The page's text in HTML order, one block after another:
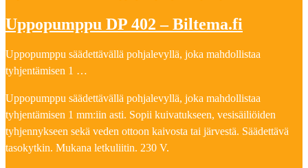
Uppopumppu DP 402 – Biltema.fi
Uppopumppu säädettävällä pohjalevyllä, joka mahdollistaa
tyhjentämisen 1 …
Uppopumppu säädettävällä pohjalevyllä, joka mahdollistaa
tyhjentämisen 1 mm:iin asti. Sopii kuivatukseen, vesisäiliöiden
tyhjennykseen sekä veden ottoon kaivosta tai järvestä. Säädettävä
tasokytkin. Mukana letkuliitin. 230 V.